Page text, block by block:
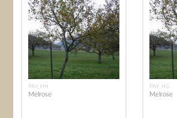
PAY_HH
Melrose
PAY_HG
Melrose